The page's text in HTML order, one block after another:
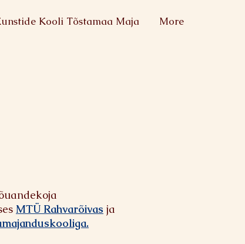
Kooli Tõstamaa Maja More
MTÜ Rahvarõivas ja